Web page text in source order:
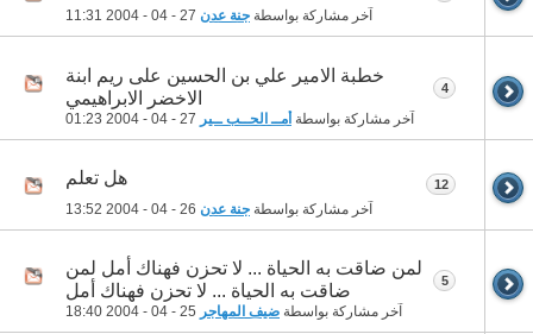
آخر مشاركة بواسطة جنة عدن 11:31
خطبة الامير علي بن الحسين على ريم ابنة
الاخضر الابراهيمي
آخر مشاركة بواسطة أمــ الحــب ــير 01:23
4
هل تعلم
آخر مشاركة بواسطة جنة عدن 13:52
12
لمن ضاقت به الحياة ... لا تحزن فهناك أمل لمن
ضاقت به الحياة ... لا تحزن فهناك أمل
آخر مشاركة بواسطة ضيف المهاجر 18:40
5